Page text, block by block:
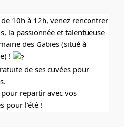
de 10h à 12h, venez rencontrer
la passionnée et talentueuse
des Gabies (situé à
!
de ses cuvées pour
repartir avec vos
pour l'été !